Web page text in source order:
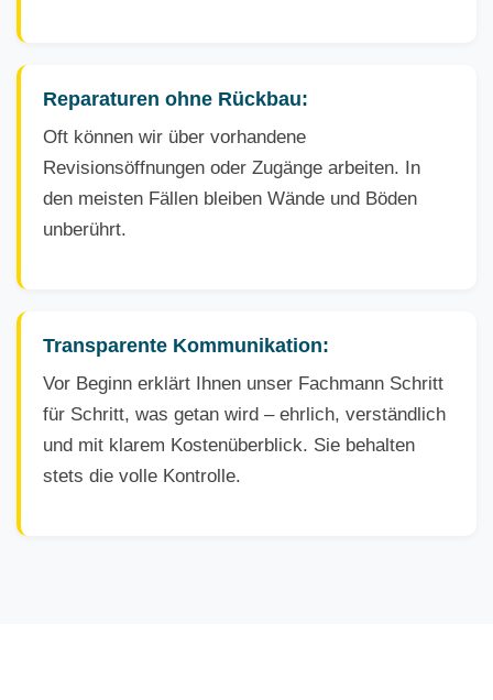
Reparaturen ohne Rückbau:
Oft können wir über vorhandene
Revisionsöffnungen oder Zugänge arbeiten. In
den meisten Fällen bleiben Wände und Böden
unberührt.
Transparente Kommunikation:
Vor Beginn erklärt Ihnen unser Fachmann Schritt
für Schritt, was getan wird – ehrlich, verständlich
und mit klarem Kostenüberblick. Sie behalten
stets die volle Kontrolle.